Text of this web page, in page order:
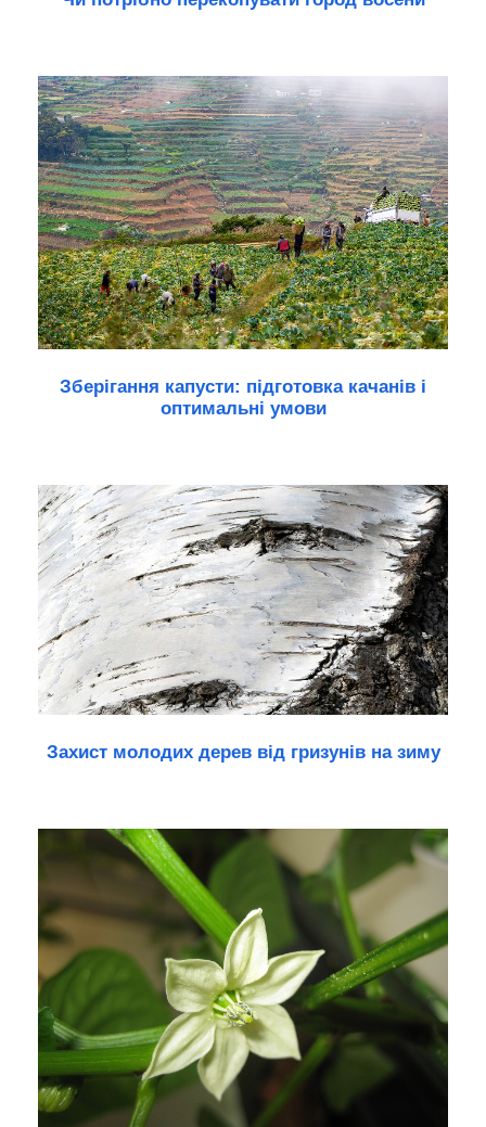
Зберігання капусти: підготовка качанів і
оптимальні умови
Захист молодих дерев від гризунів на зиму